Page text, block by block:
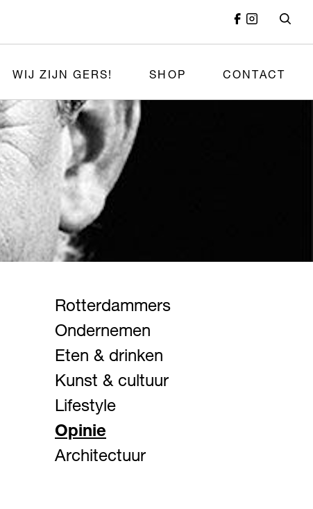
WIJ ZIJN GERS! SHOP CONTACT
Rotterdammers
Ondernemen
Eten & drinken
Kunst & cultuur
Lifestyle
Opinie
Architectuur